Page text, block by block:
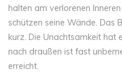
halten am verlorenen
schützen seine Wände. Das
kurz. Die Unachtsamkeit hat
nach draußen ist fast
erreicht.